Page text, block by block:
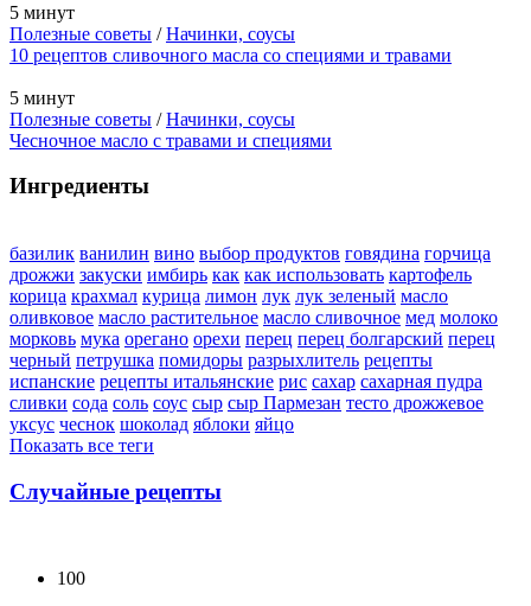
5 минут
Полезные советы /Начинки, соусы
10 рецептов сливочного масла со специями и травами
5 минут
Полезные советы /Начинки, соусы
Чесночное масло с травами и специями
Ингредиенты
базилик ванилин вино выбор продуктов говядина горчица
дрожжи закуски имбирь как как использовать картофель
корица крахмал курица лимон лук лук зеленый масло
оливковое масло растительное масло сливочное мед молоко
морковь мука орегано орехи перец перец болгарский перец
черный петрушка помидоры разрыхлитель рецепты
испанские рецепты итальянские рис сахар сахарная пудра
сливки сода соль соус сыр сыр Пармезан тесто дрожжевое
уксус чеснок шоколад яблоки яйцо
Показать все теги
Случайные рецепты
100